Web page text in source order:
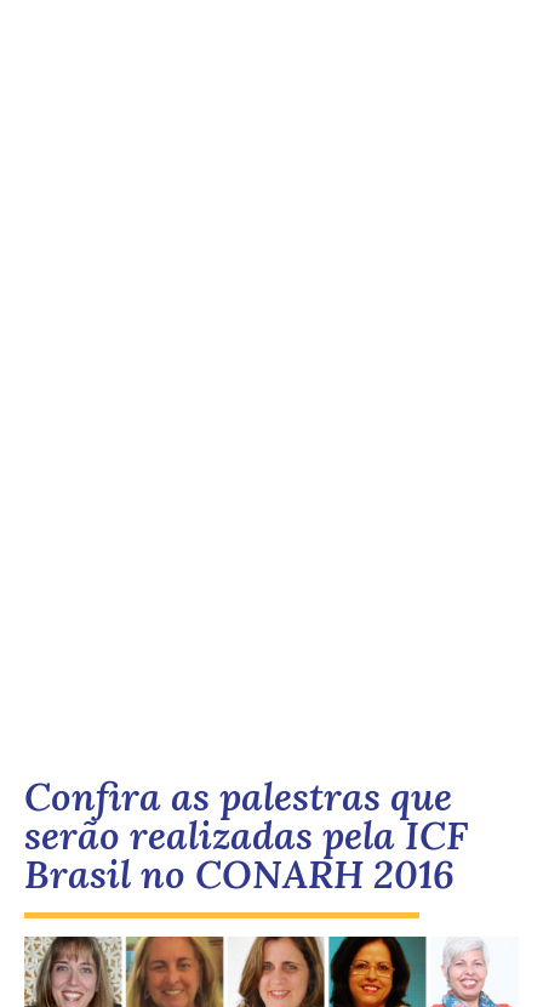
Confira as palestras que
serão realizadas pela ICF
Brasil no CONARH 2016